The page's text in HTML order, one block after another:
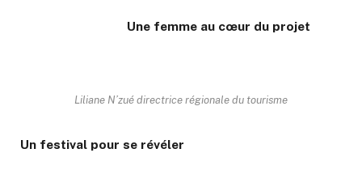
Une femme au cœur du projet
Liliane N’zué directrice régionale du tourisme
Un festival pour se révéler